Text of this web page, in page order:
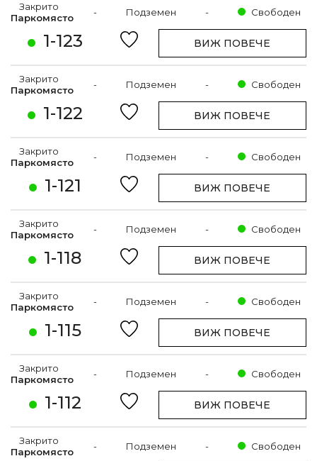
1-123
Закрито
Паркомясто
- Подземен - Свободен
ВИЖ ПОВЕЧЕ
1-122
Закрито
Паркомясто
- Подземен - Свободен
ВИЖ ПОВЕЧЕ
1-121
Закрито
Паркомясто
- Подземен - Свободен
ВИЖ ПОВЕЧЕ
1-118
Закрито
Паркомясто
- Подземен - Свободен
ВИЖ ПОВЕЧЕ
1-115
Закрито
Паркомясто
- Подземен - Свободен
ВИЖ ПОВЕЧЕ
1-112
Закрито
Паркомясто
- Подземен - Свободен
ВИЖ ПОВЕЧЕ
Закрито
Паркомясто
- Подземен - Свободен